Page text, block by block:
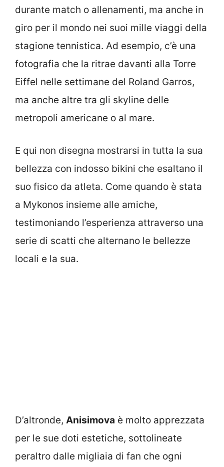
durante match o allenamenti, ma anche in
giro per il mondo nei suoi mille viaggi della
stagione tennistica. Ad esempio, c’è una
fotografia che la ritrae davanti alla Torre
Eiffel nelle settimane del Roland Garros,
ma anche altre tra gli skyline delle
metropoli americane o al mare.
E qui non disegna mostrarsi in tutta la sua
bellezza con indosso bikini che esaltano il
suo fisico da atleta. Come quando è stata
a Mykonos insieme alle amiche,
testimoniando l’esperienza attraverso una
serie di scatti che alternano le bellezze
locali e la sua.
D’altronde, Anisimova è molto apprezzata
per le sue doti estetiche, sottolineate
peraltro dalle migliaia di fan che ogni